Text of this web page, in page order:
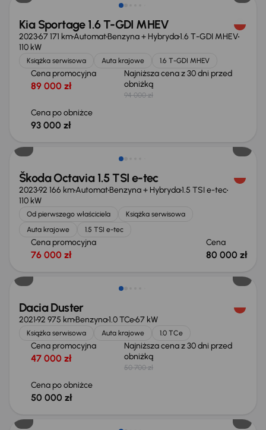
Kia Sportage 1.6 T-GDI MHEV
202367 171 kmAutomatBenzyna + Hybryda1.6 T-GDI MHEV
110 kW
Książka serwisowa Auta krajowe 1.6 T-GDI MHEV
Cena promocyjna
89 000 zł
Najniższa cena z 30 dni przed
obniżką
94 000 zł
Cena po obniżce
93 000 zł
Škoda Octavia 1.5 TSI e-tec
202392 166 kmAutomatBenzyna + Hybryda1.5 TSI e-tec
110 kW
Od pierwszego właściciela
Książka serwisowa
Auta krajowe
1.5 TSI e-tec
Cena promocyjna
76 000 zł
Cena
80 000 zł
Taniej o 700 zł
Dacia Duster
202192 975 kmBenzyna1.0 TCe67 kW
Książka serwisowa Auta krajowe 1.0 TCe
Cena promocyjna
47 000 zł
Najniższa cena z 30 dni przed
obniżką
50 700 zł
Cena po obniżce
50 000 zł
Taniej o 500 zł